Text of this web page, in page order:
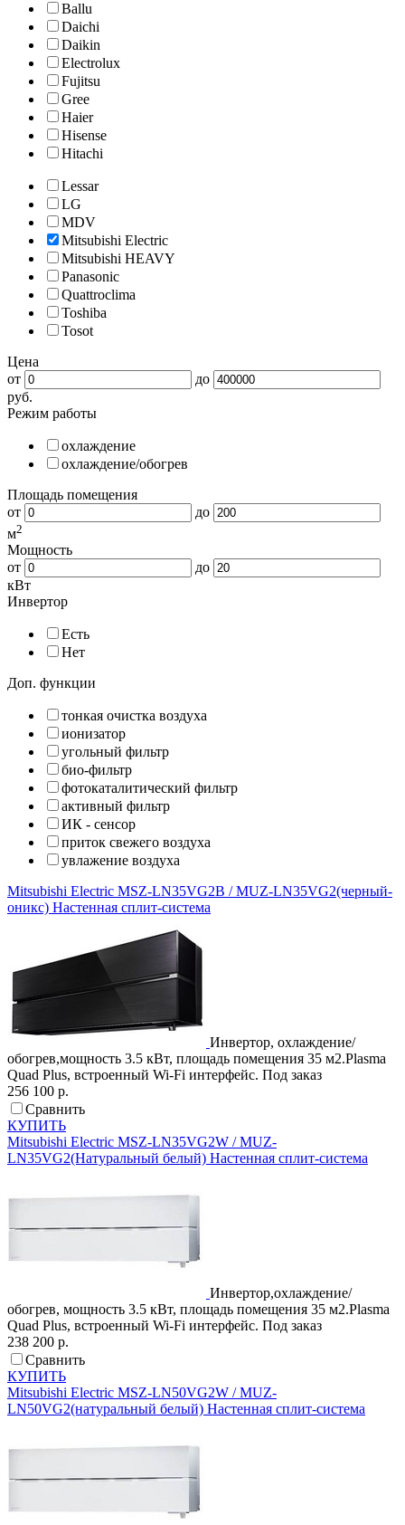
Ballu
Daichi
Daikin
Electrolux
Fujitsu
Gree
Haier
Hisense
Hitachi
Lessar
LG
MDV
Mitsubishi Electric
Mitsubishi HEAVY
Panasonic
Quattroclima
Toshiba
Tosot
Цена
от
до
руб.
Режим работы
охлаждение
охлаждение/обогрев
Площадь помещения
от
до
м2
Мощность
от
до
кВт
Инвертор
Есть
Нет
Доп. функции
тонкая очистка воздуха
ионизатор
угольный фильтр
био-фильтр
фотокаталитический фильтр
активный фильтр
ИК - сенсор
приток свежего воздуха
увлажение воздуха
Mitsubishi Electric MSZ-LN35VG2B / MUZ-LN35VG2(черный-
оникс) Настенная сплит-система
Инвертор, охлаждение/
обогрев,мощность 3.5 кВт, площадь помещения 35 м2.Plasma
Quad Plus, встроенный Wi-Fi интерфейс. Под заказ
256 100 р.
Сравнить
КУПИТЬ
Mitsubishi Electric MSZ-LN35VG2W / MUZ-
LN35VG2(Натуральный белый) Настенная сплит-система
Инвертор,охлаждение/
обогрев, мощность 3.5 кВт, площадь помещения 35 м2.Plasma
Quad Plus, встроенный Wi-Fi интерфейс. Под заказ
238 200 р.
Сравнить
КУПИТЬ
Mitsubishi Electric MSZ-LN50VG2W / MUZ-
LN50VG2(натуральный белый) Настенная сплит-система